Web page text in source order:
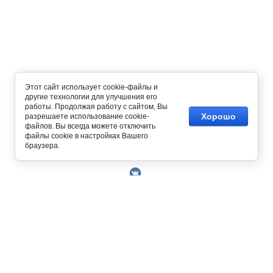
Copyright © 2014 - 2026
Этот сайт использует cookie-файлы и
другие технологии для улучшения его
работы. Продолжая работу с сайтом, Вы
разрешаете использование cookie-
файлов. Вы всегда можете отключить
файлы cookie в настройках Вашего
браузера.
Хорошо